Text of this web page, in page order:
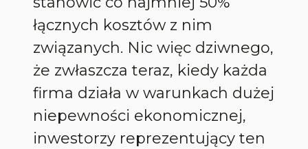
łącznych kosztów z nim
związanych. Nic więc dziwnego,
że zwłaszcza teraz, kiedy każda
firma działa w warunkach dużej
niepewności ekonomicznej,
inwestorzy reprezentujący ten